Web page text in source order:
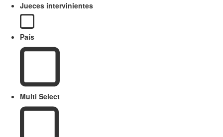
Jueces intervinientes
País
Multi Select